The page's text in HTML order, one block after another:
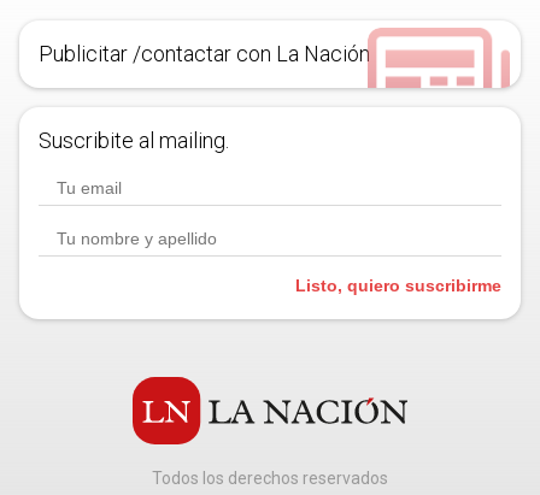
Publicitar /contactar con La Nación
Suscribite al mailing.
Listo, quiero suscribirme
Todos los derechos reservados